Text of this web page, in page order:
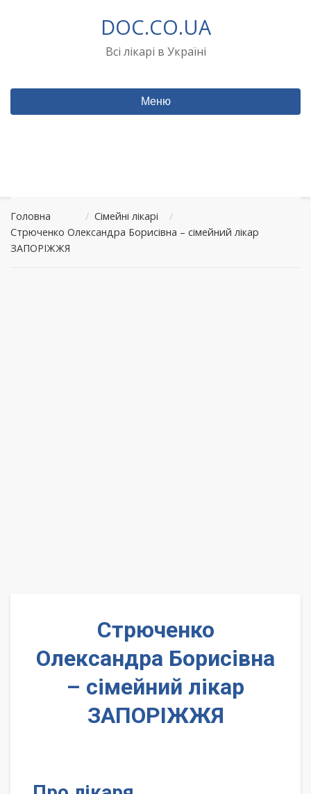
DOC.CO.UA
Всі лікарі в Україні
Меню
Головна / Сімейні лікарі
/
Стрюченко Олександра Борисівна – сімейний лікар
ЗАПОРІЖЖЯ
Стрюченко
Олександра Борисівна
– сімейний лікар
ЗАПОРІЖЖЯ